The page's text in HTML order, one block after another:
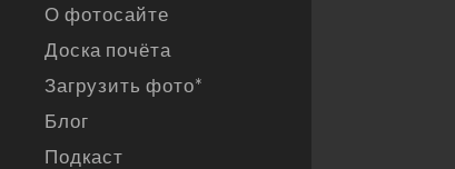
О фотосайте
Доска почёта
Загрузить фото*
Блог
Подкаст